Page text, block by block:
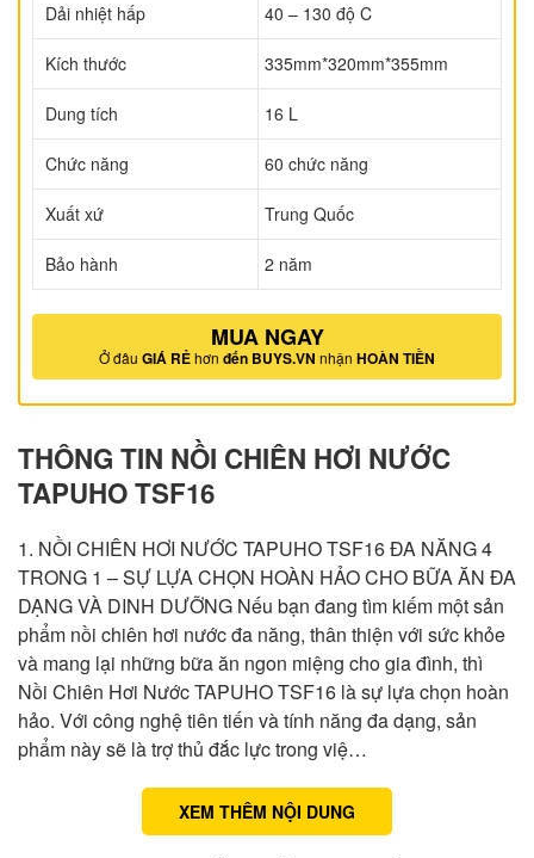
Dải nhiệt hấp 40 – 130 độ C
Kích thước 335mm*320mm*355mm
Dung tích 16 L
Chức năng 60 chức năng
Xuất xứ Trung Quốc
Bảo hành 2 năm
MUA NGAY
Ở đâu GIÁ RẺhơn đến BUYS.VN nhận HOÀN TIỀN
THÔNG TIN NỒI CHIÊN HƠI NƯỚC
TAPUHO TSF16
1. NỒI CHIÊN HƠI NƯỚC TAPUHO TSF16 ĐA NĂNG 4
TRONG 1 – SỰ LỰA CHỌN HOÀN HẢO CHO BỮA ĂN ĐA
DẠNG VÀ DINH DƯỠNG Nếu bạn đang tìm kiếm một sản
phẩm nồi chiên hơi nước đa năng, thân thiện với sức khỏe
và mang lại những bữa ăn ngon miệng cho gia đình, thì
Nồi Chiên Hơi Nước TAPUHO TSF16 là sự lựa chọn hoàn
hảo. Với công nghệ tiên tiến và tính năng đa dạng, sản
phẩm này sẽ là trợ thủ đắc lực trong việ…
XEM THÊM NỘI DUNG